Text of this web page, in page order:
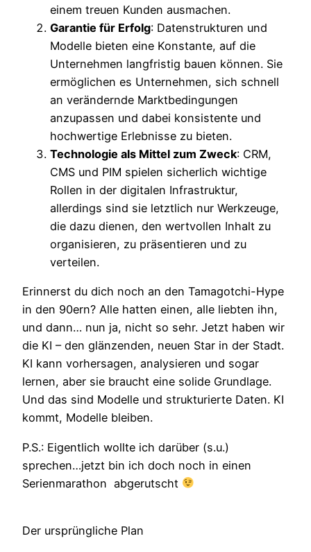
einem treuen Kunden ausmachen.
Garantie für Erfolg: Datenstrukturen und
Modelle bieten eine Konstante, auf die
Unternehmen langfristig bauen können. Sie
ermöglichen es Unternehmen, sich schnell
an verändernde Marktbedingungen
anzupassen und dabei konsistente und
hochwertige Erlebnisse zu bieten.
Technologie als Mittel zum Zweck: CRM,
CMS und PIM spielen sicherlich wichtige
Rollen in der digitalen Infrastruktur,
allerdings sind sie letztlich nur Werkzeuge,
die dazu dienen, den wertvollen Inhalt zu
organisieren, zu präsentieren und zu
verteilen.
Erinnerst du dich noch an den Tamagotchi-Hype
in den 90ern? Alle hatten einen, alle liebten ihn,
und dann… nun ja, nicht so sehr. Jetzt haben wir
die KI – den glänzenden, neuen Star in der Stadt.
KI kann vorhersagen, analysieren und sogar
lernen, aber sie braucht eine solide Grundlage.
Und das sind Modelle und strukturierte Daten. KI
kommt, Modelle bleiben.
P.S.: Eigentlich wollte ich darüber (s.u.)
sprechen…jetzt bin ich doch noch in einen
Serienmarathon abgerutscht
Der ursprüngliche Plan